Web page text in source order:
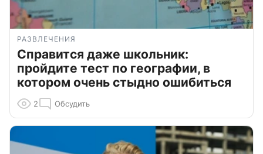
РАЗВЛЕЧЕНИЯ
Справится даже школьник:
пройдите тест по географии, в
котором очень стыдно ошибиться
2 Обсудить